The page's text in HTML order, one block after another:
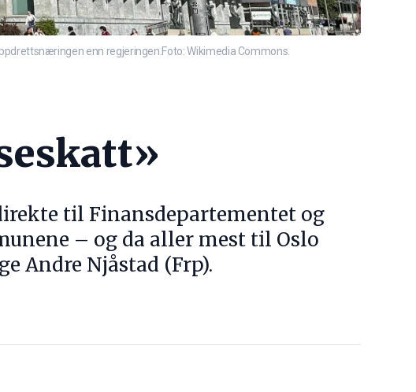
enn regjeringen.Foto: Wikimedia Commons.
til Finansdepartementet og
– og da aller mest til Oslo
Andre Njåstad (Frp).